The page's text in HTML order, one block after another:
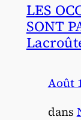
LES
SONT
Août
dans